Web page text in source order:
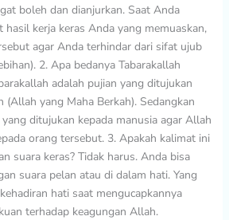
boleh dan dianjurkan. Saat Anda
hasil kerja keras Anda yang memuaskan,
agar Anda terhindar dari sifat ujub
2. Apa bedanya Tabarakallah
adalah pujian yang ditujukan
(Allah yang Maha Berkah). Sedangkan
ditujukan kepada manusia agar Allah
orang tersebut. 3. Apakah kalimat ini
suara keras? Tidak harus. Anda bisa
suara pelan atau di dalam hati. Yang
hati saat mengucapkannya
terhadap keagungan Allah.